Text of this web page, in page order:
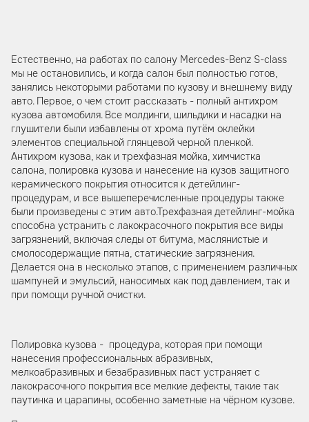
Естественно, на работах по салону Mercedes-Benz S-class
мы не остановились, и когда салон был полностью готов,
занялись некоторыми работами по кузову и внешнему виду
авто. Первое, о чем стоит рассказать - полный антихром
кузова автомобиля. Все молдинги, шильдики и насадки на
глушители были избавлены от хрома путём оклейки
элементов специальной глянцевой черной пленкой.
Антихром кузова, как и трехфазная мойка, химчистка
салона, полировка кузова и нанесение на кузов защитного
керамического покрытия относится к детейлинг-
процедурам, и все вышеперечисленные процедуры также
были произведены с этим авто.Трехфазная детейлинг-мойка
способна устранить с лакокрасочного покрытия все виды
загрязнений, включая следы от битума, маслянистые и
смолосодержащие пятна, статические загрязнения.
Делается она в несколько этапов, с применением различных
шампуней и эмульсий, наносимых как под давлением, так и
при помощи ручной очистки.
Полировка кузова - процедура, которая при помощи
нанесения профессиональных абразивных,
мелкоабразивных и безабразивных паст устраняет с
лакокрасочного покрытия все мелкие дефекты, такие так
паутинка и царапины, особенно заметные на чёрном кузове.